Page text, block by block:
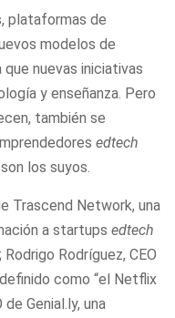
plataformas de
modelos de
nuevas iniciativas
y enseñanza. Pero
también se
edtech
los suyos.
Trascend Network, una
a startups edtech
Rodríguez, CEO
como “el Netflix
Genial.ly, una